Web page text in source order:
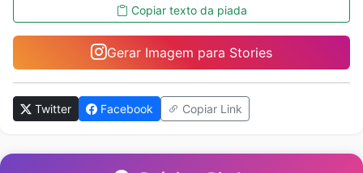
Copiar texto da piada
Gerar Imagem para Stories
Twitter Facebook Copiar Link